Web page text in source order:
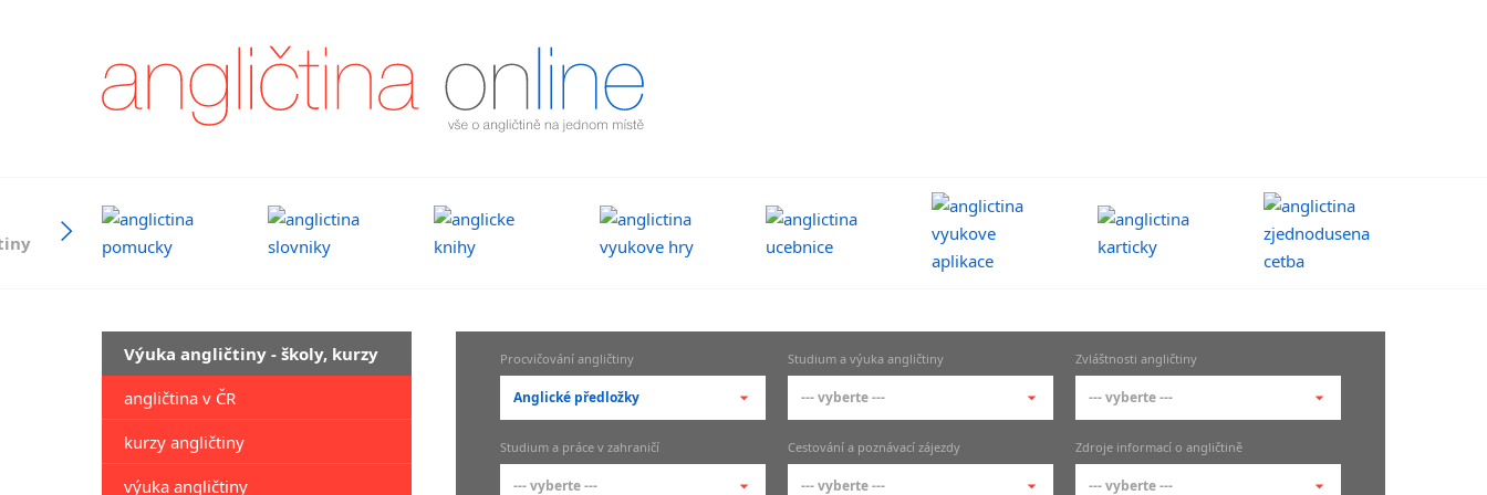
Výuka angličtiny - školy, kurzy
angličtina v ČR
kurzy angličtiny
výuka angličtiny
Procvičování angličtiny
Anglické předložky
--- vyberte ---
Anglická slovíčka - slovní
Studium a výuka angličtiny
--- vyberte ---
--- vyberte ---
Jazykové školy AJ
Zvláštnosti angličtiny
--- vyberte ---
--- vyberte ---
Anglická jména
Studium a práce v zahraničí
--- vyberte ---
Cestování a poznávací zájezdy
--- vyberte ---
Zdroje informací o angličtině
--- vyberte ---